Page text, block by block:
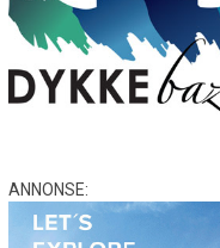
ANNONSE: